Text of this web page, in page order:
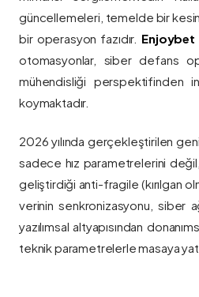
güncellemeleri, temelde bir
bir operasyon fazıdır. Enjoybet
otomasyonlar, siber defans
mühendisliği perspektifinden
koymaktadır.
2026 yılında gerçekleştirilen
sadece hız parametrelerini değil,
geliştirdiği anti-fragile (kırılgan
verinin senkronizasyonu, siber
yazılımsal altyapısından
teknik parametrelerle masaya